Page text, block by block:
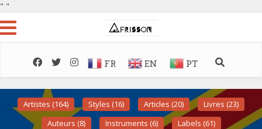
" "
FR EN PT
Artistes (164) Styles (16) Articles (20)
Livres (23)
Auteurs (8)
Instruments (6)
Labels (61)